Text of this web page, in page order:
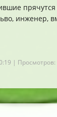
инженер,
| Просмотров: